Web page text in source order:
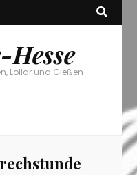
Hesse
Lollar und Gießen